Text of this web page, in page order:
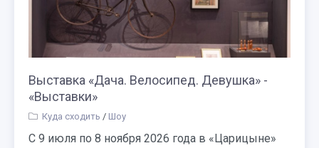
Выставка «Дача. Велосипед. Девушка» -
«Выставки»
Куда сходить / Шоу
С 9 июля по 8 ноября 2026 года в «Царицыне»